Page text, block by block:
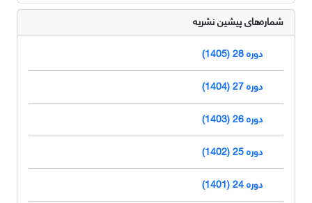
شماره‌های پیشین نشریه
دوره 28 (1405)
دوره 27 (1404)
دوره 26 (1403)
دوره 25 (1402)
دوره 24 (1401)